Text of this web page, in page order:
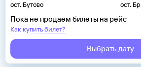
ост. Бутово
ост.
Пока не продаем билеты на рейс
Как купить билет?
Выбрать дату